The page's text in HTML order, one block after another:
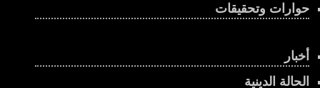
حوارات وتحقيقات
أخبار
الحالة الدينية